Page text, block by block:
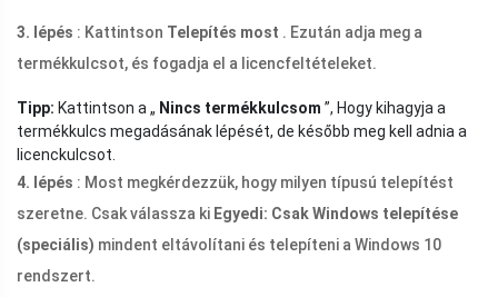
3. lépés : Kattintson Telepítés most . Ezután adja meg a
termékkulcsot, és fogadja el a licencfeltételeket.
Tipp: Kattintson a „ Nincs termékkulcsom ”, Hogy kihagyja a
termékkulcs megadásának lépését, de később meg kell adnia a
licenckulcsot.
4. lépés : Most megkérdezzük, hogy milyen típusú telepítést
szeretne. Csak válassza ki Egyedi: Csak Windows telepítése
(speciális) mindent eltávolítani és telepíteni a Windows 10
rendszert.